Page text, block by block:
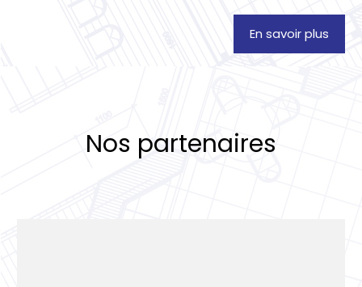
En savoir plus
Nos partenaires